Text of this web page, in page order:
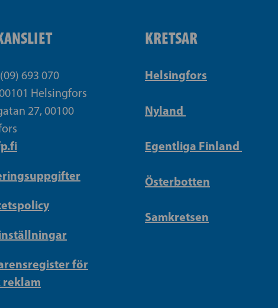
693 070
Helsingfors
27, 00100
för
KRETSAR
Helsingfors
Nyland
Egentliga Finland
Österbotten
Samkretsen